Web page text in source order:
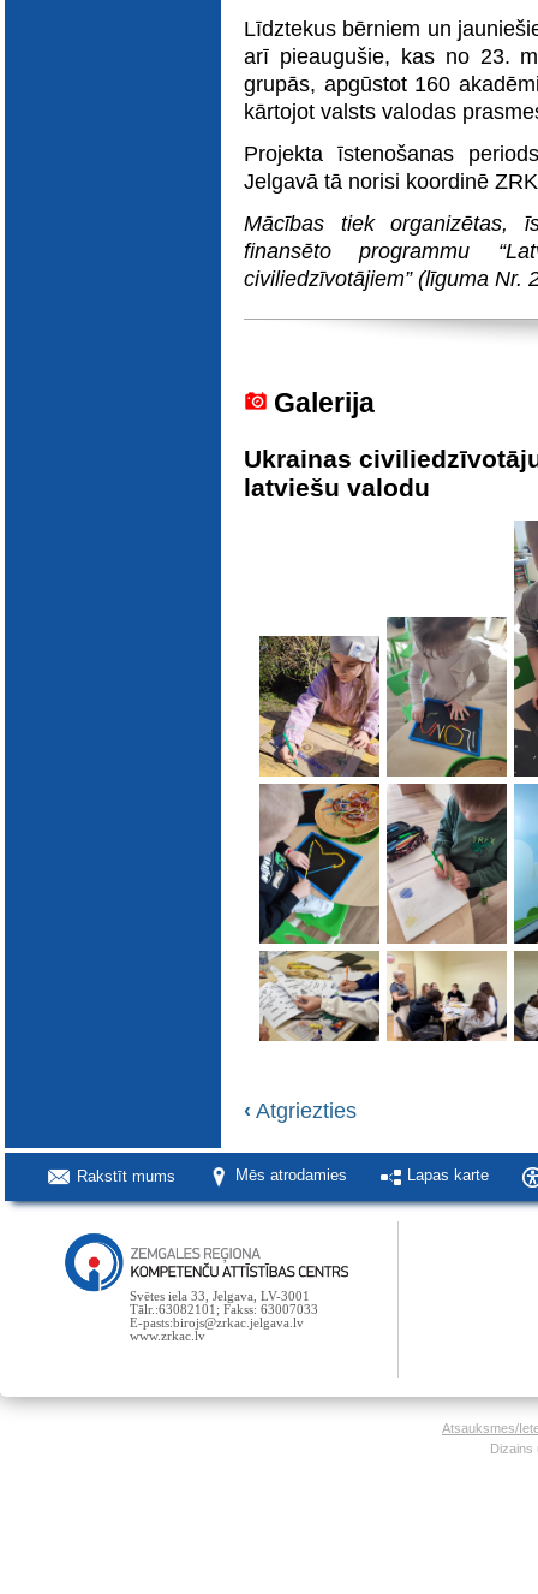
Līdztekus bērniem un
arī pieaugušie, kas no 23.
grupās, apgūstot 160
kārtojot valsts valodas
Projekta īstenošanas
Jelgavā tā norisi koordinē
Mācības tiek organizētas,
finansēto programmu
civiliedzīvotājiem” (līguma Nr.
Galerija
Ukrainas
latviešu valodu
‹ Atgriezties
Rakstīt mums Mēs atrodamies Lapas karte
Svētes iela 33, Jelgava, LV-3001
Tālr.:63082101; Fakss: 63007033
E-pasts:birojs@zrkac.jelgava.lv
www.zrkac.lv
Atsauksmes/